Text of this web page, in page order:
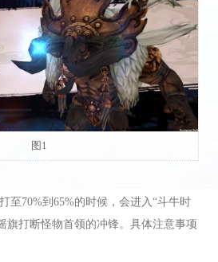
图1
70%到65%的时候，会进入“斗牛时
旗打断怪物首领的冲锋。具体注意事项